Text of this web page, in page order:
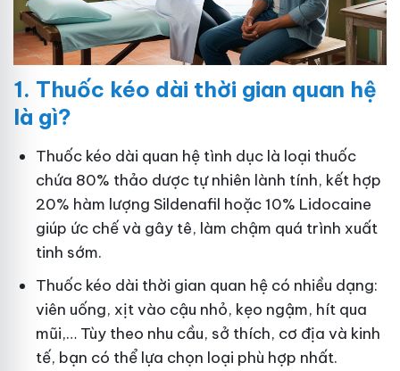
1. Thuốc kéo dài thời gian quan hệ
là gì?
Thuốc kéo dài quan hệ tình dục là loại thuốc
chứa 80% thảo dược tự nhiên lành tính, kết hợp
20% hàm lượng Sildenafil hoặc 10% Lidocaine
giúp ức chế và gây tê, làm chậm quá trình xuất
tinh sớm.
Thuốc kéo dài thời gian quan hệ có nhiều dạng:
viên uống, xịt vào cậu nhỏ, kẹo ngậm, hít qua
mũi,… Tùy theo nhu cầu, sở thích, cơ địa và kinh
tế, bạn có thể lựa chọn loại phù hợp nhất.